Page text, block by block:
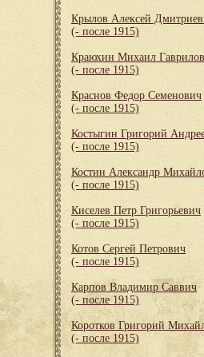
Крылов Алексей
(- после 1915)
Краюхин Михаил
(- после 1915)
Краснов Федор Семенович
(- после 1915)
Костыгин Григорий
(- после 1915)
Костин Александр
(- после 1915)
Киселев Петр Григорьевич
(- после 1915)
Котов Сергей Петрович
(- после 1915)
Карпов Владимир Саввич
(- после 1915)
Коротков Григорий
(- после 1915)